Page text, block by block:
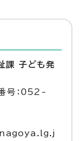
課 子ども発
号：052-